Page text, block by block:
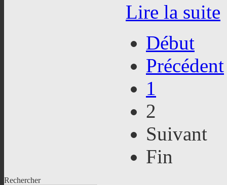
Lire la suite
Début
Précédent
1
2
Suivant
Fin
Rechercher